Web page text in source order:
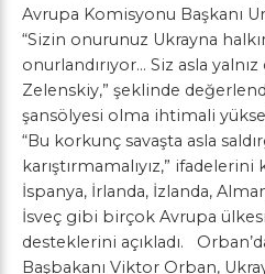
Avrupa Komisyonu Başkanı
“Sizin onurunuz Ukrayna
onurlandırıyor… Siz asla
Zelenskiy,” şeklinde
şansölyesi olma ihtimali
“Bu korkunç savaşta asla
karıştırmamalıyız,”
İspanya, İrlanda, İzlanda,
İsveç gibi birçok Avrupa
desteklerini açıkladı.
Başbakanı Viktor Orban,